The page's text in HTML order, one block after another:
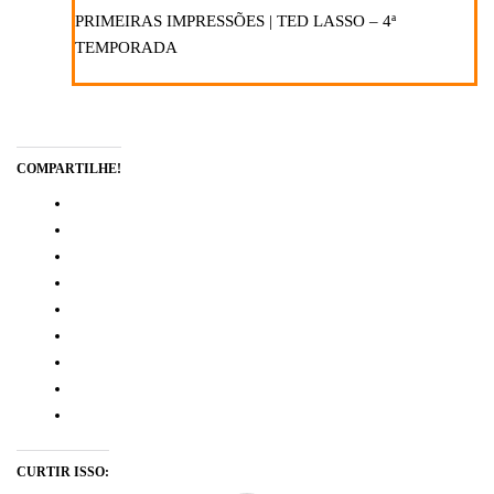
PRIMEIRAS IMPRESSÕES | TED LASSO – 4ª
TEMPORADA
COMPARTILHE!
CURTIR ISSO: